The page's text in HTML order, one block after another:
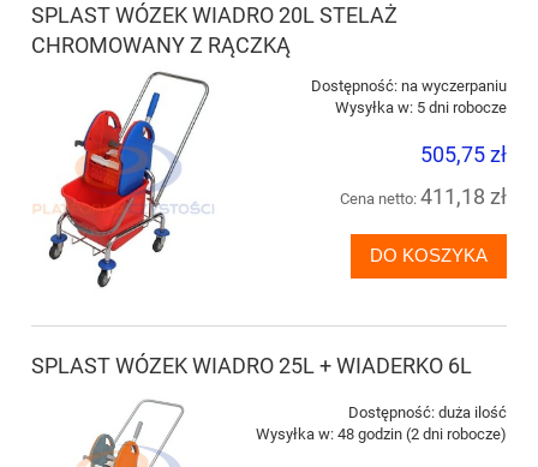
SPLAST WÓZEK WIADRO 20L STELAŻ
CHROMOWANY Z RĄCZKĄ
Dostępność: na wyczerpaniu
Wysyłka w: 5 dni robocze
505,75 zł
Cena netto: 411,18 zł
DO KOSZYKA
SPLAST WÓZEK WIADRO 25L + WIADERKO 6L
Dostępność: duża ilość
Wysyłka w: 48 godzin (2 dni robocze)